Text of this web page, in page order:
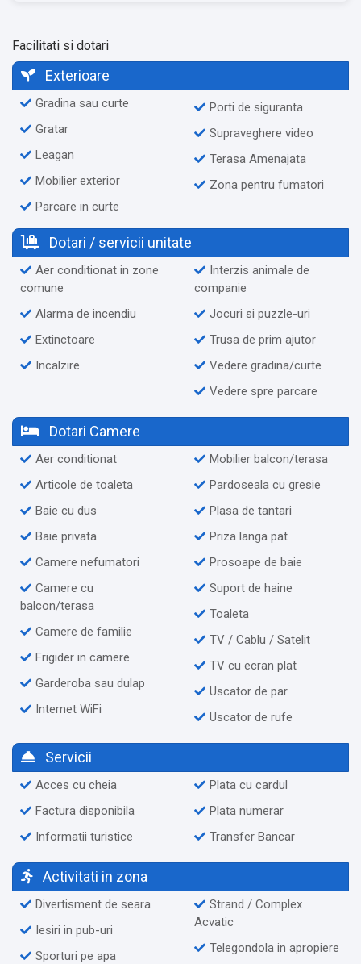
Facilitati si dotari
Exterioare
Gradina sau curte
Gratar
Leagan
Mobilier exterior
Parcare in curte
Porti de siguranta
Supraveghere video
Terasa Amenajata
Zona pentru fumatori
Dotari / servicii unitate
Aer conditionat in zone
comune
Alarma de incendiu
Extinctoare
Incalzire
Interzis animale de
companie
Jocuri si puzzle-uri
Trusa de prim ajutor
Vedere gradina/curte
Vedere spre parcare
Dotari Camere
Aer conditionat
Articole de toaleta
Baie cu dus
Baie privata
Camere nefumatori
Camere cu
balcon/terasa
Camere de familie
Frigider in camere
Garderoba sau dulap
Internet WiFi
Mobilier balcon/terasa
Pardoseala cu gresie
Plasa de tantari
Priza langa pat
Prosoape de baie
Suport de haine
Toaleta
TV / Cablu / Satelit
TV cu ecran plat
Uscator de par
Uscator de rufe
Servicii
Acces cu cheia
Factura disponibila
Informatii turistice
Plata cu cardul
Plata numerar
Transfer Bancar
Activitati in zona
Divertisment de seara
Iesiri in pub-uri
Sporturi pe apa
Strand / Complex
Acvatic
Telegondola in apropiere